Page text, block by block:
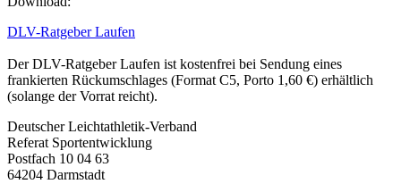
DLV-Ratgeber Laufen
Der DLV-Ratgeber Laufen ist kostenfrei bei Sendung eines
frankierten Rückumschlages (Format C5, Porto 1,60 €) erhältlich
(solange der Vorrat reicht).
Deutscher Leichtathletik-Verband
Referat Sportentwicklung
Postfach 10 04 63
64204 Darmstadt